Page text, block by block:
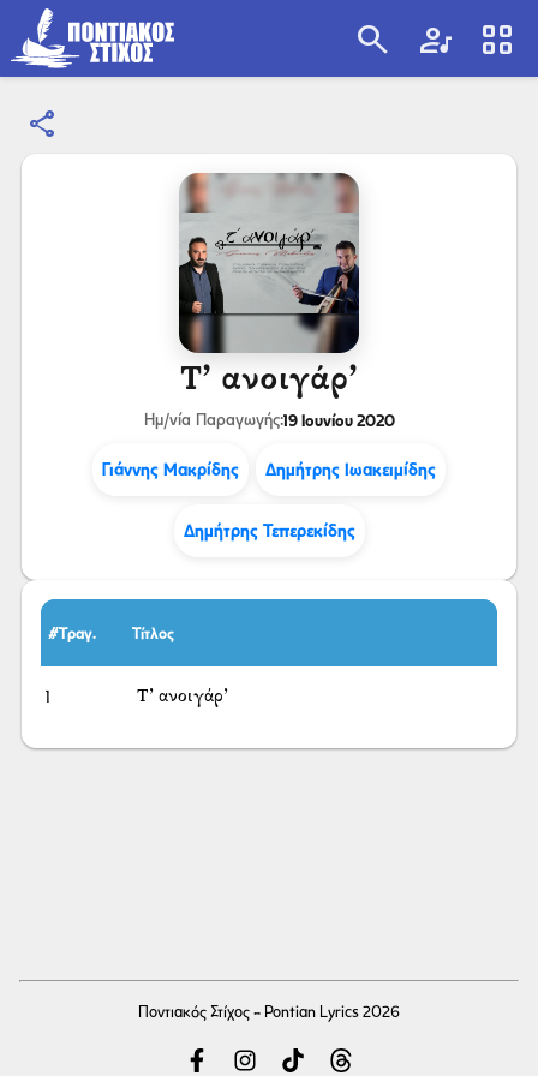
search artist view_cozy
share
Τ’ ανοιγάρ’
Ημ/νία Παραγωγής:19 Ιουνίου 2020
Γιάννης Μακρίδης Δημήτρης Ιωακειμίδης
Δημήτρης Τεπερεκίδης
#Τραγ. Τίτλος
1 Τ’ ανοιγάρ’
Ποντιακός Στίχος - Pontian Lyrics 2026